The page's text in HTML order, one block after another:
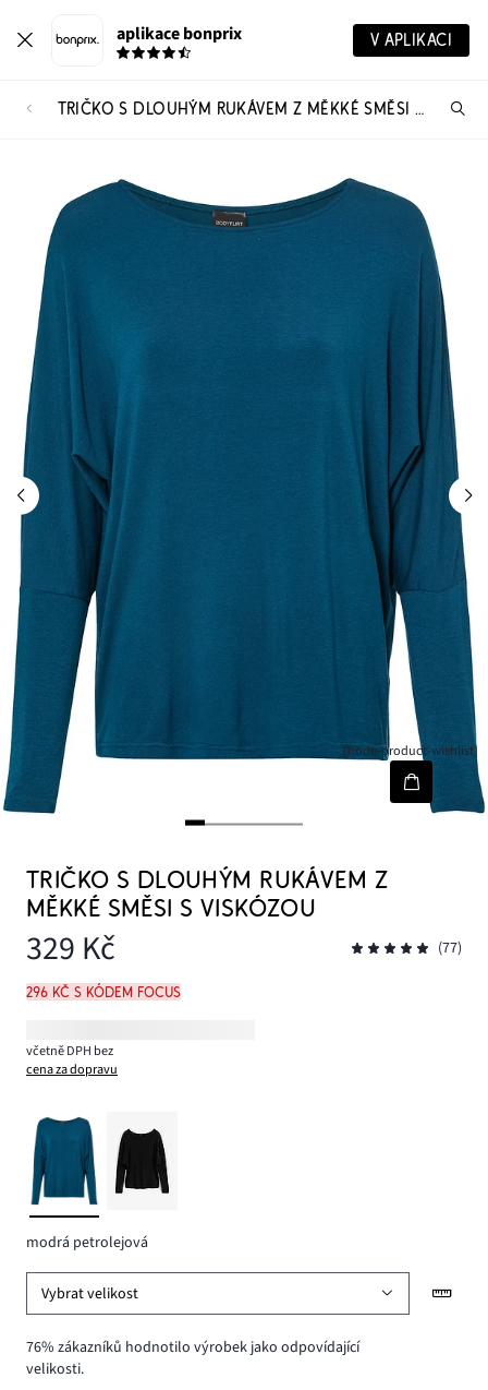
aplikace bonprix V APLIKACI
TRIČKO S DLOUHÝM RUKÁVEM Z MĚKKÉ SMĚSI S VISKÓZOU
[node-product-wishlist]
TRIČKO S DLOUHÝM RUKÁVEM Z
MĚKKÉ SMĚSI S VISKÓZOU
329 Kč (77)
296 Kč s kódem FOCUS
včetně DPH bez
cena za dopravu
modrá petrolejová
Vybrat velikost
76% zákazníků hodnotilo výrobek jako odpovídající
velikosti.